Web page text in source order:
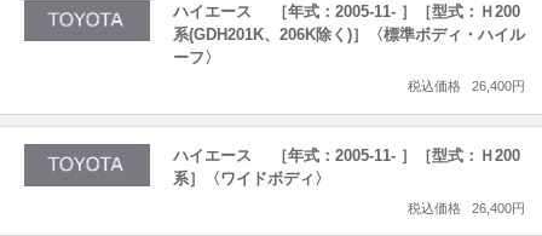
ハイエース ［年式：2005-11- ］［型式：Ｈ200
系(GDH201K、206K除く)］〈標準ボディ・ハイル
ーフ〉
税込価格 26,400円
ハイエース ［年式：2005-11- ］［型式：Ｈ200
系］〈ワイドボディ〉
税込価格 26,400円